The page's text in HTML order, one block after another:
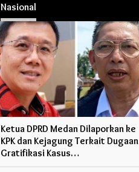
Nasional
Ketua DPRD Medan Dilaporkan ke
KPK dan Kejagung Terkait Dugaan
Gratifikasi Kasus…